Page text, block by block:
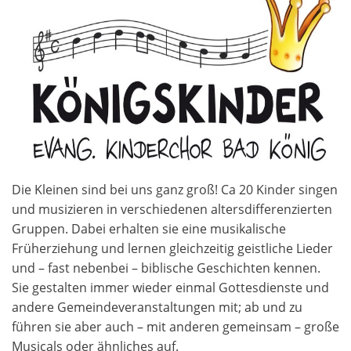
Die Kleinen sind bei uns ganz groß! Ca 20 Kinder singen
und musizieren in verschiedenen altersdifferenzierten
Gruppen. Dabei erhalten sie eine musikalische
Früherziehung und lernen gleichzeitig geistliche Lieder
und – fast nebenbei – biblische Geschichten kennen.
Sie gestalten immer wieder einmal Gottesdienste und
andere Gemeindeveranstaltungen mit; ab und zu
führen sie aber auch – mit anderen gemeinsam – große
Musicals oder ähnliches auf.